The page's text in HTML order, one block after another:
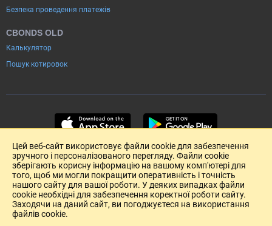
Безпека проведення платежів
CBONDS OLD
Калькулятор
Пошук котировок
Розміщення реклами
Цей веб-сайт використовує файли cookie для забезпечення
зручного і персоналізованого перегляду. Файли cookie
зберігають корисну інформацію на вашому комп'ютері для
того, щоб ми могли покращити оперативність і точність
нашого сайту для вашої роботи. У деяких випадках файли
cookie необхідні для забезпечення коректної роботи сайту.
Заходячи на даний сайт, ви погоджуєтеся на використання
файлів cookie.